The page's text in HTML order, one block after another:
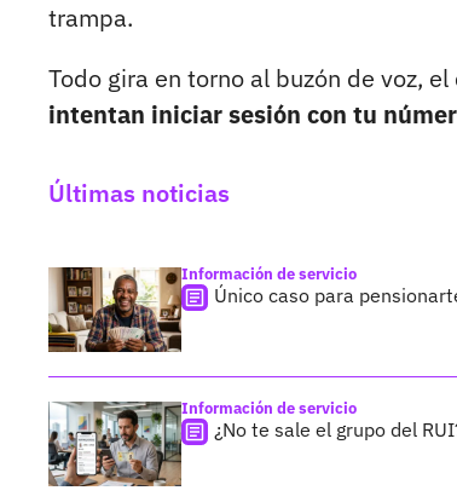
trampa.
Todo gira en torno al buzón de voz,
intentan iniciar sesión con tu
Últimas noticias
Información de servicio
Único caso para
Información de servicio
¿No te sale el grupo del